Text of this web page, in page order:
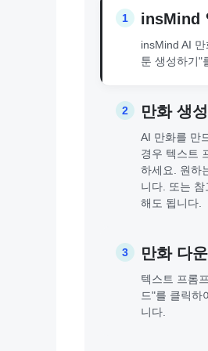
1 insMind
insMind AI
툰 생성하기"
2 만화 생성
AI 만화를 만
경우 텍스트
하세요. 원하
니다. 또는
해도 됩니다.
3 만화 다
텍스트 프롬
드"를 클릭하
니다.